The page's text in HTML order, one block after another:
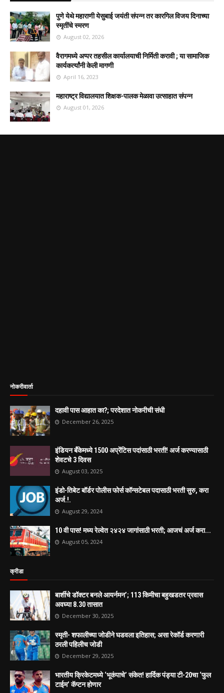
पुणे येथे महाराणी येसुबाई जयंती संपन्न तर कारगिल विजय दिनाच्या
स्मृतींचे स्मरण
August 02, 2026
वैरागमध्ये अप्पर तहसील कार्यालयाची निर्मिती करावी ; या सामाजिक
कार्यकर्त्यांनी केली मागणी
April 16, 2023
महाराष्ट्र विद्यालयात शिक्षक-पालक मेळावा उत्साहात संपन्न
August 01, 2026
नोकरीवार्ता
दहावी पास आहात का?; परदेशात नोकरीची संधी
December 26, 2025
इंडियन बँकेमध्ये 1500 अप्रेंटिस पदांसाठी भरती! अर्ज करण्यासाठी
शेवटचे 3 दिवस
August 03, 2025
इंडो-तिबेट बॉर्डर पोलीस फोर्स कॉन्सटेबल पदासाठी भरती सुरु, करा
अर्ज.!.
August 29, 2024
10 वी पास! मध्य रेल्वेत २४२४ जागांसाठी भरती; आजचं अर्ज करा...
August 05, 2024
क्रीडा
बार्शीचे डॉक्टर बनले आयर्नमन’; 113 किमीचा बहुखडतर प्रवास
अवघ्या 8.30 तासात
December 30, 2025
स्मृती- शफालीच्या जोडीने घडवला इतिहास; असा रेकॉर्ड करणारी
ठरली पहिलीच जोडी
December 29, 2025
भारतीय क्रिकेटमध्ये ‘भूकंपाचे’ संकेत! हार्दिक पंड्या टी-20चा ‘फुल
टाईम’ कॅप्टन होणार